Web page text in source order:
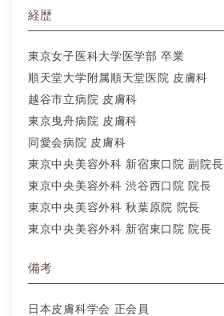
経歴
東京女子医科大学医学部 卒業
順天堂大学附属順天堂医院 皮膚科
越谷市立病院 皮膚科
東京曳舟病院 皮膚科
同愛会病院 皮膚科
東京中央美容外科 新宿東口院 副院長
東京中央美容外科 渋谷西口院 院長
東京中央美容外科 秋葉原院 院長
東京中央美容外科 新宿東口院 院長
備考
日本皮膚科学会 正会員